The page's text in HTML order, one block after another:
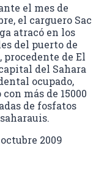
el mes de
el carguero Sac
atracó en los
del puerto de
procedente de El
del Sahara
ocupado,
más de 15000
de fosfatos
saharauis.
2009